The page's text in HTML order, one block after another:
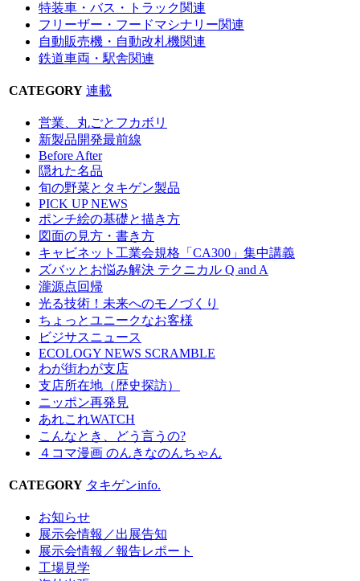
特装車・バス・トラック関連
フリーザー・フードマシナリー関連
自動販売機・自動改札機関連
鉄道車両・駅舎関連
CATEGORY 連載
営業、丸ごとフカボリ
新製品開発最前線
Before After
隠れた名品
旬の野菜とタキゲン製品
PICK UP NEWS
ポンチ絵の基礎と描き方
図面の見方・書き方
キャビネット工業会規格「CA300」集中講義
ズバッとお悩み解決 テクニカル Q and A
瀧源点回帰
光る技術！未来へのモノづくり
ちょっとユニークなお客様
ビジサスニュース
ECOLOGY NEWS SCRAMBLE
わが街わが支店
支店所在地（歴史探訪）
ニッポン再発見
あれこれWATCH
こんなとき、どう言うの?
４コマ漫画 のんきなのんちゃん
CATEGORY タキゲンinfo.
お知らせ
展示会情報／出展告知
展示会情報／報告レポート
工場見学